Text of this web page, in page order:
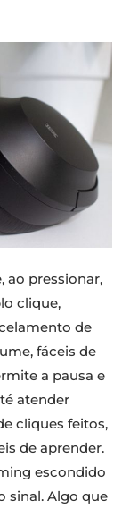
ao pressionar,
clique,
de
fáceis de
a pausa e
atender
cliques feitos,
de aprender.
escondido
sinal. Algo que